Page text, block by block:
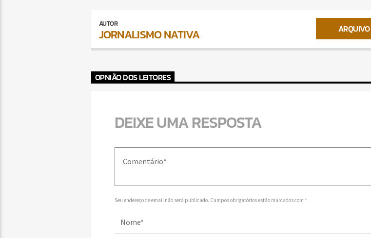
AUTOR
JORNALISMO NATIVA
OPNIÃO DOS LEITORES
DEIXE UMA RESPOSTA
Seu endereço de email não será publicado. Campos obrigatórios estão marcados com *